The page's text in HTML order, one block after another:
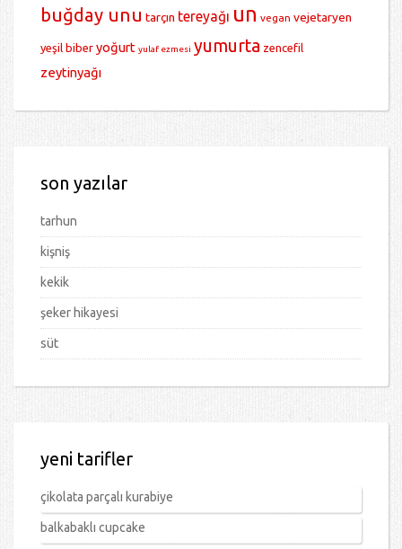
buğday unu tarçın tereyağı un vegan vejetaryen
yeşil biber yoğurt yulaf ezmesi yumurta zencefil
zeytinyağı
son yazılar
tarhun
kişniş
kekik
şeker hikayesi
süt
yeni tarifler
çikolata parçalı kurabiye
balkabaklı cupcake